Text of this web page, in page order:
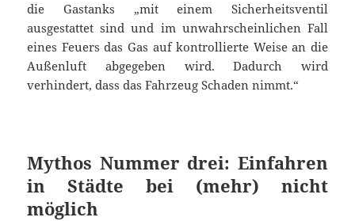
die Gastanks „mit einem Sicherheitsventil
ausgestattet sind und im unwahrscheinlichen Fall
eines Feuers das Gas auf kontrollierte Weise an die
Außenluft abgegeben wird. Dadurch wird
verhindert, dass das Fahrzeug Schaden nimmt.“
Mythos Nummer drei: Einfahren
in Städte bei (mehr) nicht
möglich